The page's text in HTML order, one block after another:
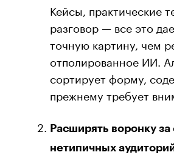
Кейсы, практические
разговор — все это
точную картину, чем
отполированное ИИ.
сортирует форму,
прежнему требует
Расширять воронку за
нетипичных